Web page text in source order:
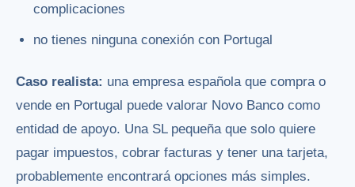
complicaciones
no tienes ninguna conexión con Portugal
Caso realista: una empresa española que compra o
vende en Portugal puede valorar Novo Banco como
entidad de apoyo. Una SL pequeña que solo quiere
pagar impuestos, cobrar facturas y tener una tarjeta,
probablemente encontrará opciones más simples.